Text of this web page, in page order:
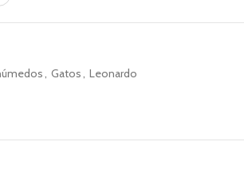
, Gatos, Leonardo